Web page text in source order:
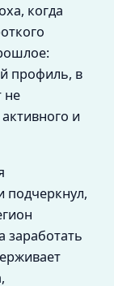
когда
профиль, в
не
и
подчеркнул,
заработать